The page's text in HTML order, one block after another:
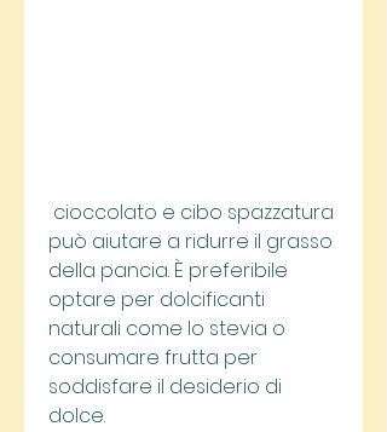
può aiutare a ridurre il grasso
della pancia. È preferibile
optare per dolcificanti
naturali come lo stevia o
consumare frutta per
soddisfare il desiderio di
dolce.